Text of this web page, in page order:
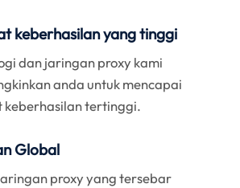
keberhasilan yang tinggi
dan jaringan proxy kami
anda untuk mencapai
keberhasilan tertinggi.
Global
proxy yang tersebar